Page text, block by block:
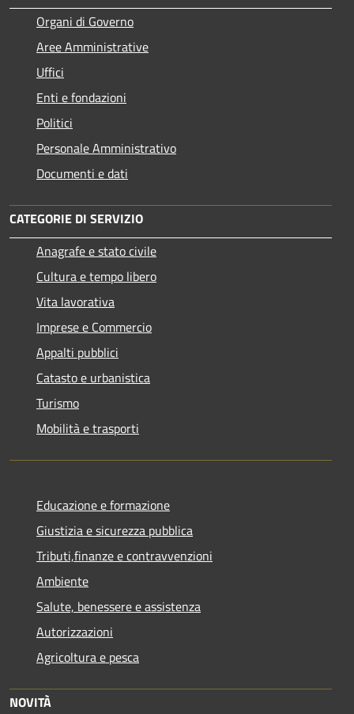
Organi di Governo
Aree Amministrative
Uffici
Enti e fondazioni
Politici
Personale Amministrativo
Documenti e dati
CATEGORIE DI SERVIZIO
Anagrafe e stato civile
Cultura e tempo libero
Vita lavorativa
Imprese e Commercio
Appalti pubblici
Catasto e urbanistica
Turismo
Mobilità e trasporti
Educazione e formazione
Giustizia e sicurezza pubblica
Tributi,finanze e contravvenzioni
Ambiente
Salute, benessere e assistenza
Autorizzazioni
Agricoltura e pesca
NOVITÀ